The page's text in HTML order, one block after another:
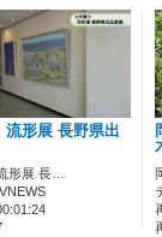
流形展 長野県出
形展 長…